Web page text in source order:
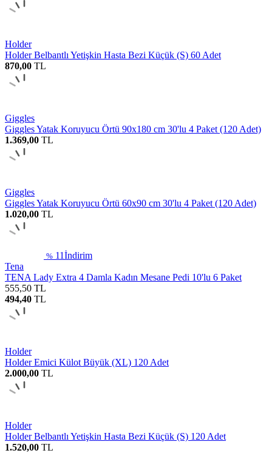
Holder
Holder Belbantlı Yetişkin Hasta Bezi Küçük (S) 60 Adet
870,00 TL
Giggles
Giggles Yatak Koruyucu Örtü 90x180 cm 30'lu 4 Paket (120 Adet)
1.369,00 TL
Giggles
Giggles Yatak Koruyucu Örtü 60x90 cm 30'lu 4 Paket (120 Adet)
1.020,00 TL
% 11İndirim
Tena
TENA Lady Extra 4 Damla Kadın Mesane Pedi 10'lu 6 Paket
555,50 TL
494,40 TL
Holder
Holder Emici Külot Büyük (XL) 120 Adet
2.000,00 TL
Holder
Holder Belbantlı Yetişkin Hasta Bezi Küçük (S) 120 Adet
1.520,00 TL